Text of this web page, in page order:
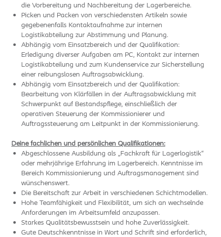
die Vorbereitung und Nachbereitung der Lagerbereiche.
Picken und Packen von verschiedensten Artikeln sowie
gegebenenfalls Kontaktaufnahme zur internen
Logistikabteilung zur Abstimmung und Planung.
Abhängig vom Einsatzbereich und der Qualifikation:
Erledigung diverser Aufgaben am PC, Kontakt zur internen
Logistikabteilung und zum Kundenservice zur Sicherstellung
einer reibungslosen Auftragsabwicklung.
Abhängig vom Einsatzbereich und der Qualifikation:
Bearbeitung von Klärfällen in der Auftragsabwicklung mit
Schwerpunkt auf Bestandspflege, einschließlich der
operativen Steuerung der Kommissionierer und
Auftragssteuerung am Leitpunkt in der Kommissionierung.
Deine fachlichen und persönlichen Qualifikationen:
Abgeschlossene Ausbildung als „Fachkraft für Lagerlogistik“
oder mehrjährige Erfahrung im Lagerbereich. Kenntnisse im
Bereich Kommissionierung und Auftragsmanagement sind
wünschenswert.
Die Bereitschaft zur Arbeit in verschiedenen Schichtmodellen.
Hohe Teamfähigkeit und Flexibilität, um sich an wechselnde
Anforderungen im Arbeitsumfeld anzupassen.
Starkes Qualitätsbewusstsein und hohe Zuverlässigkeit.
Gute Deutschkenntnisse in Wort und Schrift sind erforderlich,